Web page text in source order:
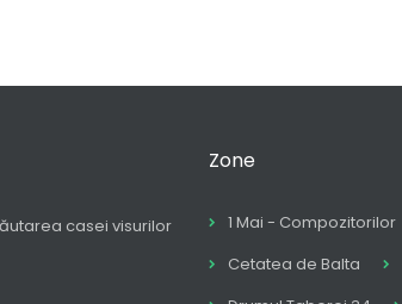
casei visurilor
Zone
1 Mai - Compozitorilor
Cetatea de Balta